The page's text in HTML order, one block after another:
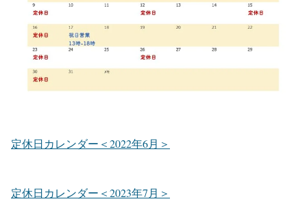
定休日カレンダー＜2022年6月＞
定休日カレンダー＜2023年7月＞